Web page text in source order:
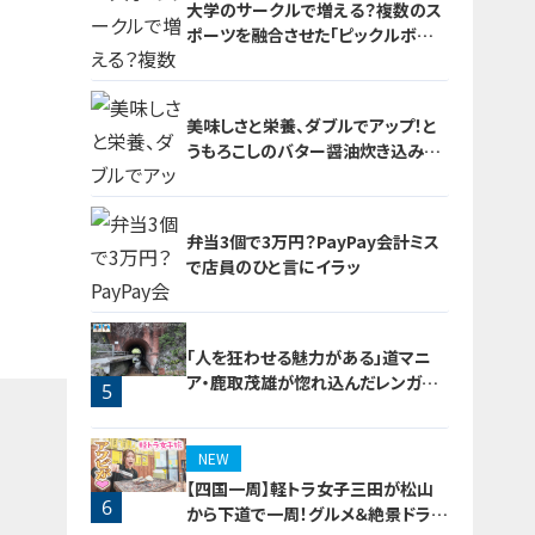
2
大学のサークルで増える？複数のス
ポーツを融合させた「ピックルボー
3
美味しさと栄養、ダブルでアップ！と
うもろこしのバター醤油炊き込みご
4
弁当3個で3万円？PayPay会計ミス
で店員のひと言にイラッ
5
「人を狂わせる魅力がある」道マニ
ア・鹿取茂雄が惚れ込んだレンガの
6
NEW
【四国一周】軽トラ女子三田が松山
から下道で一周！グルメ＆絶景ドライ